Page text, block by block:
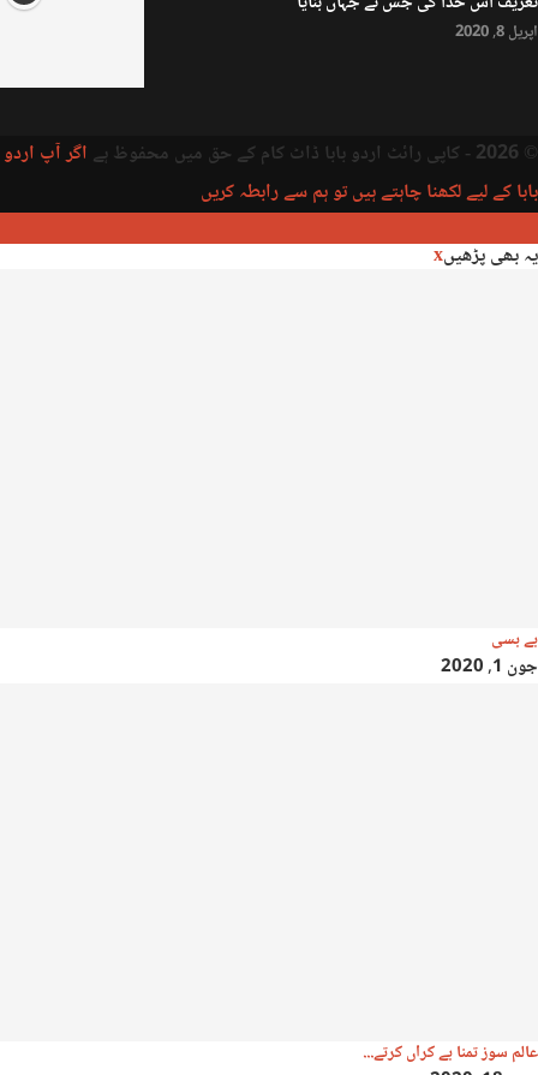
اپریل 8, 2020
© 2026 - کاپی رائٹ اردو بابا ڈاٹ کام کے حق میں محفوظ ہے
اگر آپ اردو
بابا کے لیے لکھنا چاہتے ہیں تو ہم سے رابطہ کریں
یہ بھی پڑھیںx
بے بسی
جون 1, 2020
عالم سوز تمنا بے کراں کرتے...